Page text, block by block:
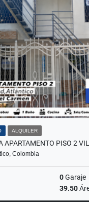
ALQUILER
APARTAMENTO PISO 2
Colombia
0Garaje
39.50